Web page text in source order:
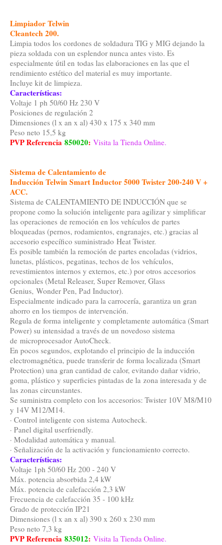
Limpiador Telwin
Cleantech 200.
Limpia todos los cordones de soldadura TIG y MIG dejando la
pieza soldada con un esplendor nunca antes visto. Es
especialmente útil en todas las elaboraciones en las que el
rendimiento estético del material es muy importante.
Incluye kit de limpieza.
Características:
Voltaje 1 ph 50/60 Hz 230 V
Posiciones de regulación 2
Dimensiones (l x an x al) 430 x 175 x 340 mm
Peso neto 15,5 kg
PVP Referencia 850020: Visita la Tienda Online.
Sistema de Calentamiento de
Inducción Telwin Smart Inductor 5000 Twister 200-240 V +
ACC.
Sistema de CALENTAMIENTO DE INDUCCIÓN que se
propone como la solución inteligente para agilizar y simplificar
las operaciones de remoción en los vehículos de partes
bloqueadas (pernos, rodamientos, engranajes, etc.) gracias al
accesorio específico suministrado Heat Twister.
Es posible también la remoción de partes encoladas (vidrios,
lunetas, plásticos, pegatinas, techos de los vehículos,
revestimientos internos y externos, etc.) por otros accesorios
opcionales (Metal Releaser, Super Remover, Glass
Genius, Wonder Pen, Pad Inductor).
Especialmente indicado para la carrocería, garantiza un gran
ahorro en los tiempos de intervención.
Regula de forma inteligente y completamente automática (Smart
Power) su intensidad a través de un novedoso sistema
de microprocesador AutoCheck.
En pocos segundos, explotando el principio de la inducción
electromagnética, puede transferir de forma localizada (Smart
Protection) una gran cantidad de calor, evitando dañar vidrio,
goma, plástico y superficies pintadas de la zona interesada y de
las zonas circunstantes.
Se suministra completo con los accesorios: Twister 10V M8/M10
y 14V M12/M14.
· Control inteligente con sistema Autocheck.
· Panel digital userfriendly.
· Modalidad automática y manual.
· Señalización de la activación y funcionamiento correcto.
Características:
Voltaje 1ph 50/60 Hz 200 - 240 V
Máx. potencia absorbida 2,4 kW
Máx. potencia de calefacción 2,3 kW
Frecuencia de calefacción 35 - 100 kHz
Grado de protección IP21
Dimensiones (l x an x al) 390 x 260 x 230 mm
Peso neto 7,3 kg
PVP Referencia 835012: Visita la Tienda Online.